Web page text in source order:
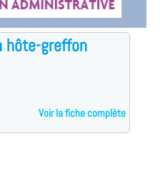
hôte-greffon
Voir la fiche complète